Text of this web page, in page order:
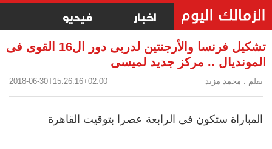
اخبار فيديو
تشكيل فرنسا والأرجنتين لدربى دور ال16 القوى فى
المونديال .. مركز جديد لميسى
بقلم : محمد مزيد 2018-06-30T15:26:16+02:00
المباراة ستكون فى الرابعة عصرا بتوقيت القاهرة